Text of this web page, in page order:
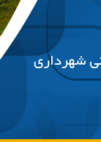
شهرداری